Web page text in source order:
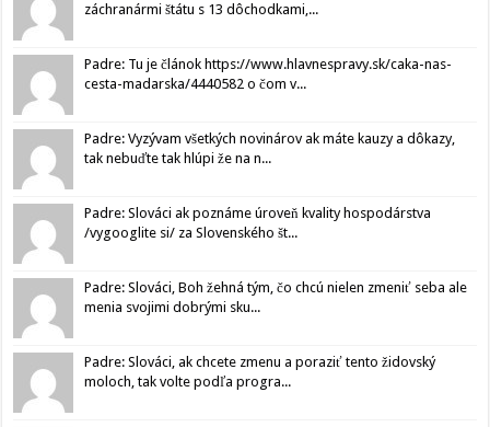
záchranármi štátu s 13 dôchodkami,...
Padre: Tu je článok https://www.hlavnespravy.sk/caka-nas-
cesta-madarska/4440582 o čom v...
Padre: Vyzývam všetkých novinárov ak máte kauzy a dôkazy,
tak nebuďte tak hlúpi že na n...
Padre: Slováci ak poznáme úroveň kvality hospodárstva
/vygooglite si/ za Slovenského št...
Padre: Slováci, Boh žehná tým, čo chcú nielen zmeniť seba ale
menia svojimi dobrými sku...
Padre: Slováci, ak chcete zmenu a poraziť tento židovský
moloch, tak volte podľa progra...